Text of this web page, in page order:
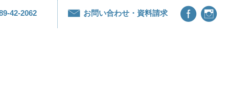
42-2062 お問い合わせ・資料請求  